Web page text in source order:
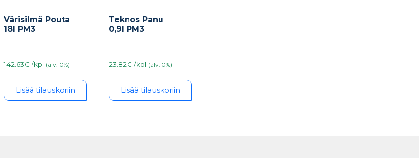
Värisilmä Pouta
18l PM3
142.63€ /kpl (alv. 0%)
Lisää tilauskoriin
Teknos Panu
0,9l PM3
23.82€ /kpl (alv. 0%)
Lisää tilauskoriin